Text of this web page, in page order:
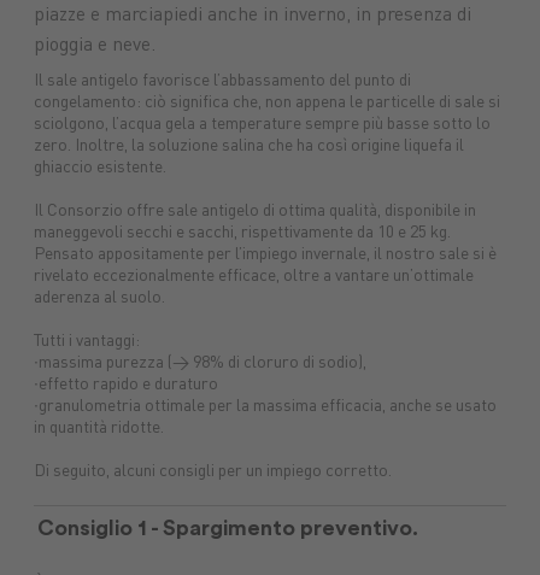
Mangimi
Protezione
piante
Concimi Impianti Sementi
Macchine
nuove
Mercato
macchine
agricole
Ricambi Carburanti
tuttoGIARDINO
Assicurazioni
Prodotti
alimentariCombustibili
piazze e marciapiedi anche in inverno, in presenza di
pioggia e neve.
Il sale antigelo favorisce l’abbassamento del punto di
congelamento: ciò significa che, non appena le particelle di sale si
sciolgono, l’acqua gela a temperature sempre più basse sotto lo
zero. Inoltre, la soluzione salina che ha così origine liquefa il
ghiaccio esistente.
Il Consorzio offre sale antigelo di ottima qualità, disponibile in
maneggevoli secchi e sacchi, rispettivamente da 10 e 25 kg.
Pensato appositamente per l’impiego invernale, il nostro sale si è
rivelato eccezionalmente efficace, oltre a vantare un’ottimale
aderenza al suolo.
Tutti i vantaggi:
∙massima purezza (> 98% di cloruro di sodio),
∙effetto rapido e duraturo
∙granulometria ottimale per la massima efficacia, anche se usato
in quantità ridotte.
Di seguito, alcuni consigli per un impiego corretto.
Consiglio 1 - Spargimento preventivo.